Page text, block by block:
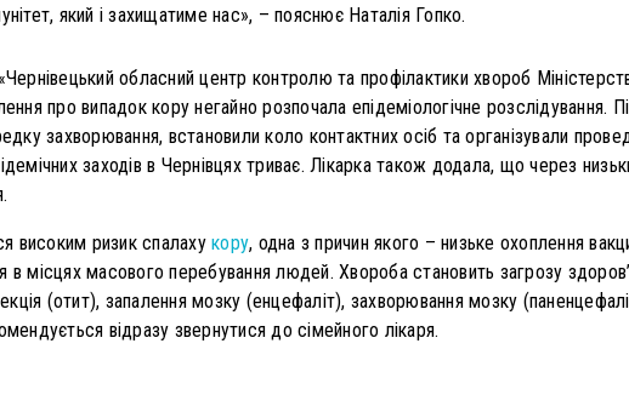
який і захищатиме нас», – пояснює Наталія Гопко.
обласний центр контролю та профілактики хвороб
про випадок кору негайно розпочала епідеміологічне розслідування.
захворювання, встановили коло контактних осіб та організували
заходів в Чернівцях триває. Лікарка також додала, що через
високим ризик спалаху кору, одна з причин якого – низьке охоплення
місцях масового перебування людей. Хвороба становить загрозу
(отит), запалення мозку (енцефаліт), захворювання мозку
відразу звернутися до сімейного лікаря.